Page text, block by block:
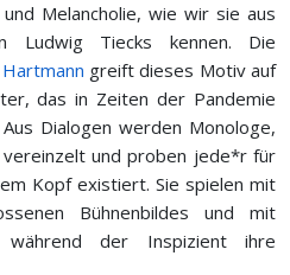
und Melancholie, wie wir sie aus
Ludwig Tiecks kennen. Die
greift dieses Motiv auf
das in Zeiten der Pandemie
Dialogen werden Monologe,
vereinzelt und proben jede*r für
Kopf existiert. Sie spielen mit
Bühnenbildes und mit
während der Inspizient ihre